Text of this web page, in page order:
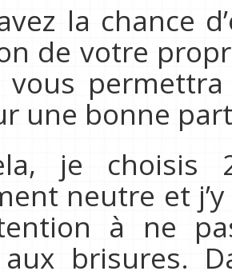
la chance
de votre
vous
une bonne
je choisis
neutre et
à ne
brisures.